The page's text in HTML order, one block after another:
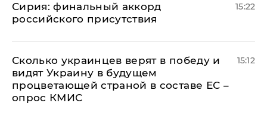
​Сирия: финальный аккорд
российского присутствия
15:22
Сколько украинцев верят в победу и
видят Украину в будущем
процветающей страной в составе ЕС –
опрос КМИС
15:12